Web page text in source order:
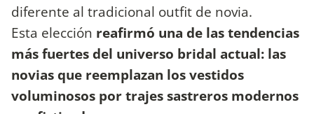
diferente al tradicional outfit de novia.
Esta elección reafirmó una de las tendencias
más fuertes del universo bridal actual: las
novias que reemplazan los vestidos
voluminosos por trajes sastreros modernos